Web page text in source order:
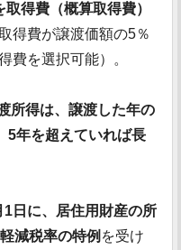
得費（概算取得費）
得費が譲渡価額の5％
費を選択可能）。
所得は、譲渡した年の
5年を超えていれば長
日に、居住用財産の所
減税率の特例 を受け